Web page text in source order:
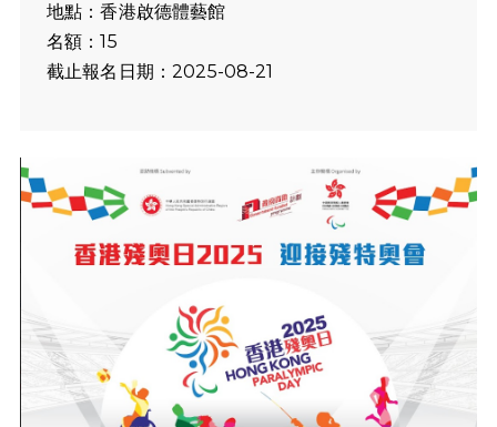
地點：香港啟德體藝館
名額：15
截止報名日期：2025-08-21